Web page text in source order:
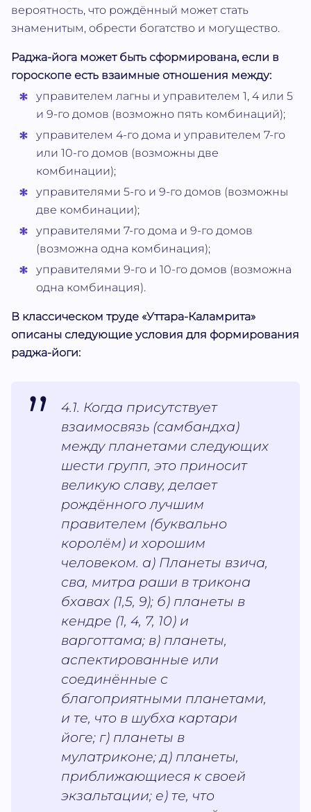
вероятность, что рождённый может стать
знаменитым, обрести богатство и могущество.
Раджа-йога может быть сформирована, если в
гороскопе есть взаимные отношения между:
управителем лагны и управителем 1, 4 или 5
и 9-го домов (возможно пять комбинаций);
управителем 4-го дома и управителем 7-го
или 10-го домов (возможны две
комбинации);
управителями 5-го и 9-го домов (возможны
две комбинации);
управителями 7-го дома и 9-го домов
(возможна одна комбинация);
управителями 9-го и 10-го домов (возможна
одна комбинация).
В классическом труде «Уттара-Каламрита»
описаны следующие условия для формирования
раджа-йоги:
4.1. Когда присутствует
взаимосвязь (самбандха)
между планетами следующих
шести групп, это приносит
великую славу, делает
рождённого лучшим
правителем (буквально
королём) и хорошим
человеком. а) Планеты взича,
сва, митра раши в трикона
бхавах (1,5, 9); б) планеты в
кендре (1, 4, 7, 10) и
варготтама; в) планеты,
аспектированные или
соединённые с
благоприятными планетами,
и те, что в шубха картари
йоге; г) планеты в
мулатриконе; д) планеты,
приближающиеся к своей
экзальтации; е) те, что